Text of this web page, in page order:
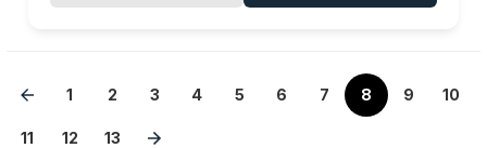
1 2 3 4 5 6 7 8 9 10
11 12 13